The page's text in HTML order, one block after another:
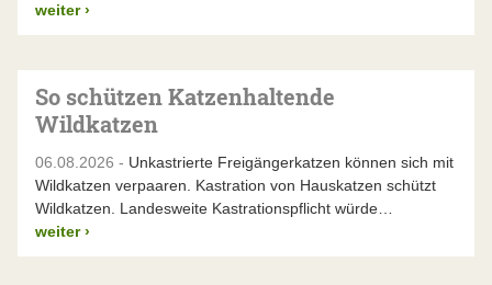
weiter ›
So schützen Katzenhaltende
Wildkatzen
06.08.2026 - Unkastrierte Freigängerkatzen können sich mit
Wildkatzen verpaaren. Kastration von Hauskatzen schützt
Wildkatzen. Landesweite Kastrationspflicht würde…
weiter ›